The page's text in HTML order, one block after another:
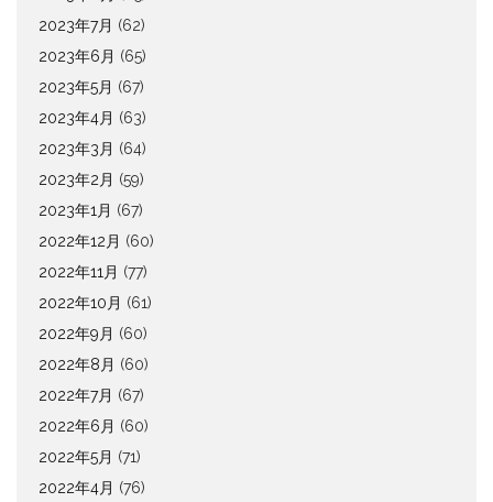
2023年7月 (62)
2023年6月 (65)
2023年5月 (67)
2023年4月 (63)
2023年3月 (64)
2023年2月 (59)
2023年1月 (67)
2022年12月 (60)
2022年11月 (77)
2022年10月 (61)
2022年9月 (60)
2022年8月 (60)
2022年7月 (67)
2022年6月 (60)
2022年5月 (71)
2022年4月 (76)